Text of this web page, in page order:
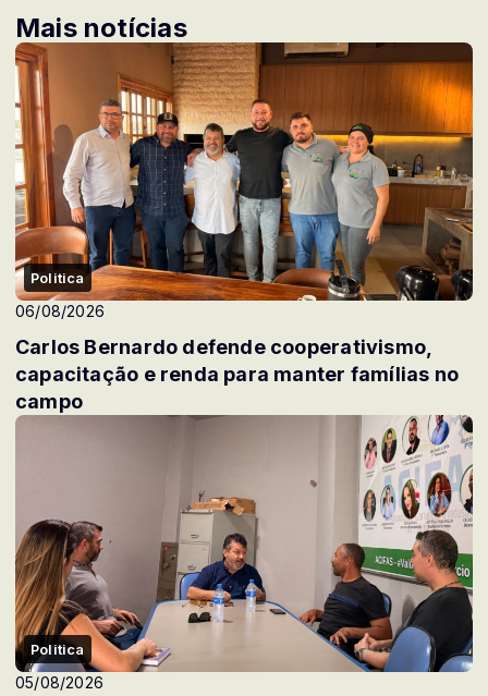
Mais notícias
Politica
06/08/2026
Carlos Bernardo defende cooperativismo,
capacitação e renda para manter famílias no
campo
Politica
05/08/2026